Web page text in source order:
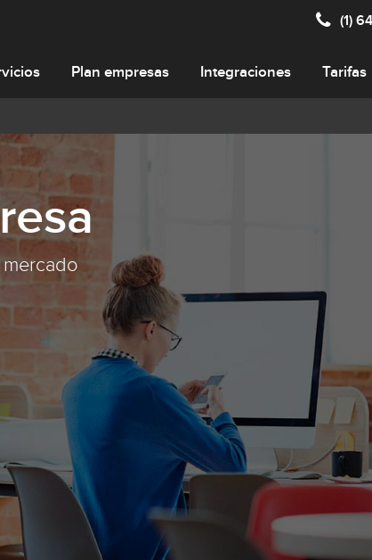
(1)
Plan empresas Integraciones Tarifas